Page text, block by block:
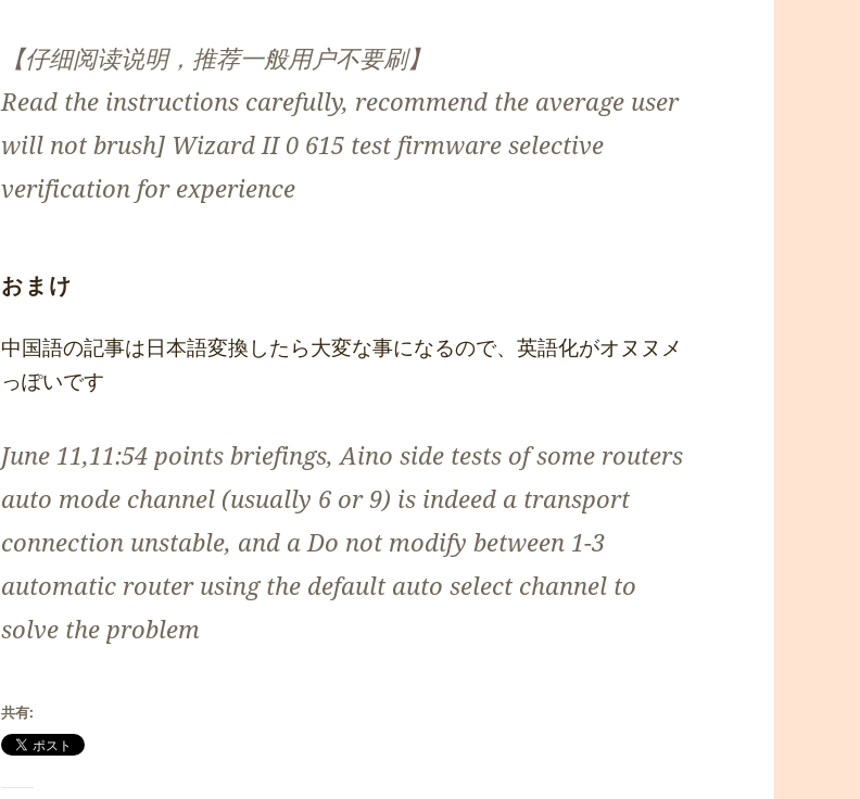
【仔细阅读说明，推荐一般用户不要刷】
Read the instructions carefully, recommend the average user
will not brush] Wizard II 0 615 test firmware selective
verification for experience
おまけ
中国語の記事は日本語変換したら大変な事になるので、英語化がオヌヌメ
っぽいです
June 11,11:54 points briefings, Aino side tests of some routers
auto mode channel (usually 6 or 9) is indeed a transport
connection unstable, and a Do not modify between 1-3
automatic router using the default auto select channel to
solve the problem
共有: